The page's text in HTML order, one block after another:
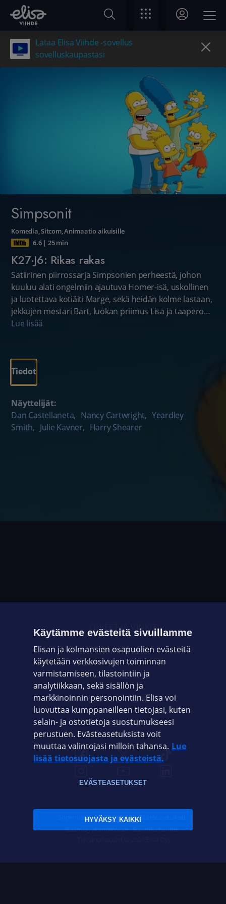
Lataa Elisa Viihde -sovellus
sovelluskaupastasi
Simpsonit
Komedia,Sitcom,Animaatio aikuisille
6.6| 25 min
K27·J6: Rikas rakas
Satiirinen piirrossarja Simpsonien perheestä, johon
kuuluu alati ongelmiin ajautuva Homer-isä, uskollinen
ja luotettava kotiäiti Marge, sekä heidän kolme lastaan,
jekkujen mestari Bart, luokan priimus Lisa ja taapero
Maggie. Kuvitteellisessa Springfieldin kaupunkiin
Vakiohahmojen lisäksi sarjassa vierailee myös
tähtivieraita viihdealalta ja politiikasta. 27.
tuotantokausi.
Lue lisää
Tiedot
Näyttelijät:
Dan Castellaneta, Nancy Cartwright, Yeardley
Smith, Julie Kavner, Harry Shearer
OHJEET JA VINKIT
OMAYHTEISÖ
VIANSELVITYS
ASIAKASPALVELU
ELISA.FI
Sopimusehdot Tietosuoja Evästeasetukset
Sääntelyviranomaiset Saavutettavuus
Käytämme evästeitä sivuillamme
Elisan ja kolmansien osapuolien evästeitä
käytetään verkkosivujen toiminnan
varmistamiseen, tilastointiin ja
analytiikkaan, sekä sisällön ja
markkinoinnin personointiin. Elisa voi
luovuttaa kumppaneilleen tietojasi, kuten
selain- ja ostotietoja suostumukseesi
perustuen. Evästeasetuksista voit
muuttaa valintojasi milloin tahansa. Lue
lisää tietosuojasta ja evästeistä.
EVÄSTEASETUKSET
HYVÄKSY KAIKKI